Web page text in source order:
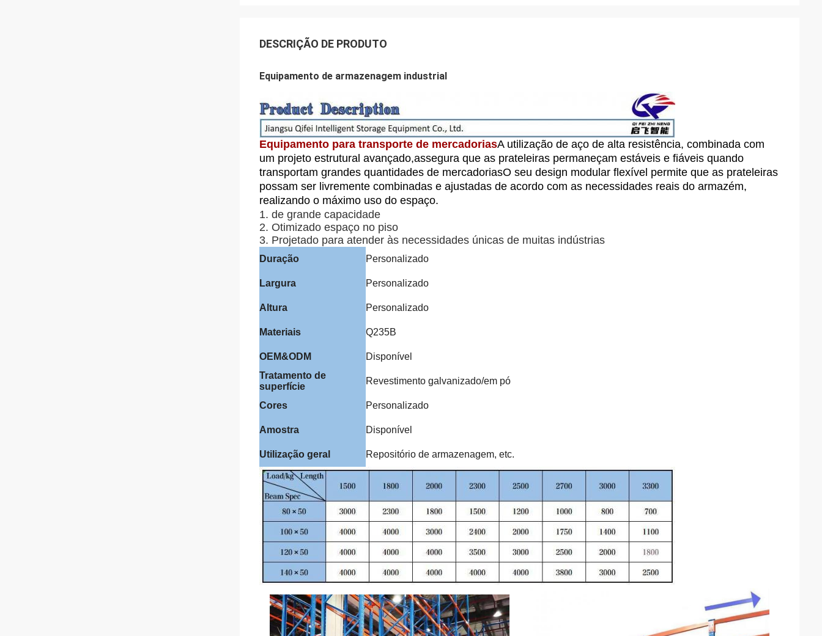
DESCRIÇÃO DE PRODUTO
Equipamento de armazenagem industrial
Equipamento para transporte de mercadoriasA utilização de aço de alta resistência, combinada com
um projeto estrutural avançado,assegura que as prateleiras permaneçam estáveis e fiáveis quando
transportam grandes quantidades de mercadoriasO seu design modular flexível permite que as prateleiras
possam ser livremente combinadas e ajustadas de acordo com as necessidades reais do armazém,
realizando o máximo uso do espaço.
1. de grande capacidade
2. Otimizado espaço no piso
3. Projetado para atender às necessidades únicas de muitas indústrias
Duração Personalizado
Largura Personalizado
Altura Personalizado
Materiais Q235B
OEM&ODM
Disponível
Tratamento de
superfície
Revestimento galvanizado/em pó
Cores Personalizado
Amostra Disponível
Utilização geral Repositório de armazenagem, etc.